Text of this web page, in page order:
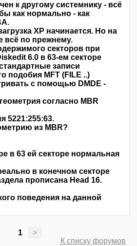
к другому системнику - всё
как нормально - как
ХР начинается. Но на
всё по прежнему.
секторов при
6.0 в 63-ем секторе
записи
подобия MFT (FILE ..)
с помощью DMDE -
согласно MBR
5221:255:63.
из MBR?
в 63 ей секторе нормальная
в конечном секторе
прописана Head 16.
поведения на данной
1
>
К списку форумов